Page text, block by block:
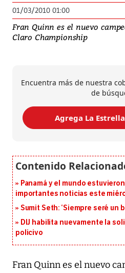
01/03/2010 01:00
Fran Quinn es el nuevo
Claro Championship
Encuentra más de nuestra
de
Agrega La
Panamá y el mundo
importantes noticias este
Sumit Seth: ‘Siempre seré un
DIJ habilita nuevamente la
policivo
Fran Quinn es el nuevo